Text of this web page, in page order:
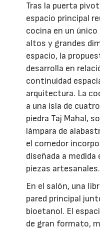
Tras la puerta
espacio principal
cocina en un
altos y grandes
espacio, la
desarrolla en
continuidad
arquitectura. La
a una isla de
piedra Taj Mahal,
lámpara de
el comedor
diseñada a
piezas artesanales.
En el salón, una
pared principal
bioetanol. El
de gran formato,